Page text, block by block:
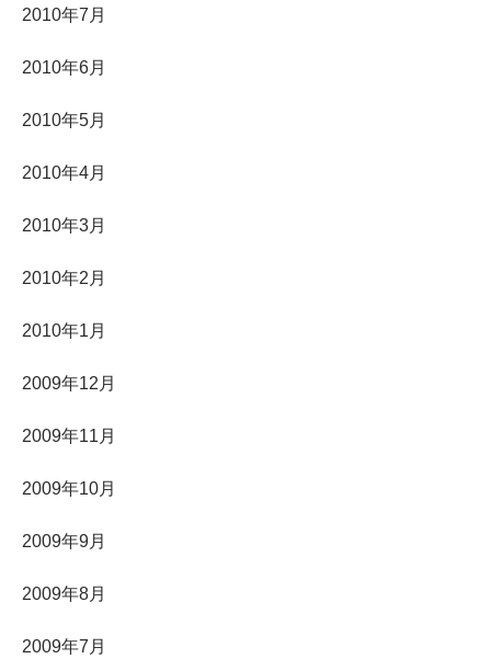
2010年7月
2010年6月
2010年5月
2010年4月
2010年3月
2010年2月
2010年1月
2009年12月
2009年11月
2009年10月
2009年9月
2009年8月
2009年7月